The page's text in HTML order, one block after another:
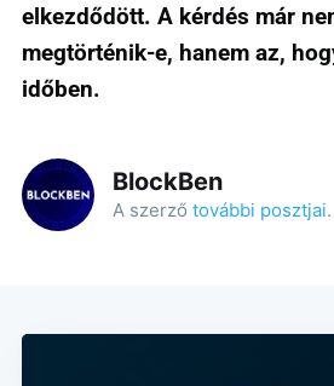
elkezdődött. A kérdés már
megtörténik-e, hanem az,
időben.
BlockBen
A szerző további posztjai.